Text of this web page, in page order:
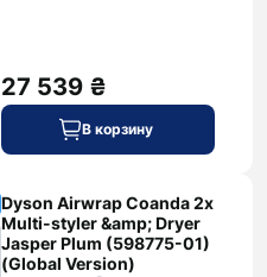
27 539 ₴
В корзину
Dyson Airwrap Coanda 2x
Multi-styler &amp; Dryer
Jasper Plum (598775-01)
(Global Version)